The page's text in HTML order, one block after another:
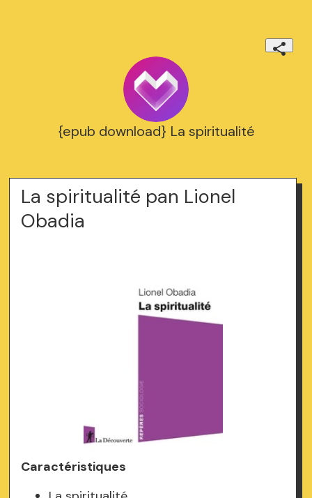
{epub download} La spiritualité
La spiritualité pan Lionel
Obadia
Caractéristiques